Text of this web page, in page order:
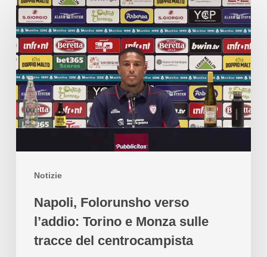
Notizie
Napoli, Folorunsho verso
l’addio: Torino e Monza sulle
tracce del centrocampista